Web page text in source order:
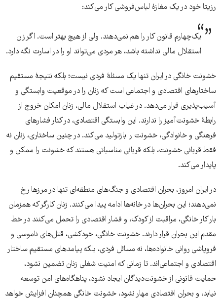
رزیتا خود در یک مغازهٔ لباس‌فروشی کار می‌کند:
یک‌چهارم قانون کار را هم نمی‌دهند. ولی از هیچ بهتر است. اگر زن
استقلال مالی نداشته باشد، هر مردی می‌تواند او را در اسارت نگه دارد.
خشونت خانگی در ایران تنها یک مسئلهٔ فردی نیست؛ بلکه نتیجهٔ مستقیم
ساختارهای اقتصادی و اجتماعی است که زنان را در موقعیت وابستگی و
آسیب‌پذیری قرار می‌دهد. در غیاب استقلال مالی، زنان امکان خروج از
رابطهٔ خشونت‌آمیز را ندارند. این وابستگی اقتصادی، در کنار فشارهای
فرهنگی و خانوادگی، خشونت را بازتولید می‌کند. در چنین ساختاری، زنان نه
فقط قربانی خشونت، بلکه قربانی مناسباتی هستند که خشونت را ممکن و
پایدار می‌کند.
در ایران امروز، بحران اقتصادی و جنگ‌های منطقه‌ای تنها در مرزها رخ
نمی‌دهند؛ این بحران‌ها در خانه‌ها ادامه پیدا می‌کنند. زنان کارگر که همزمان
بار کار خانگی، مراقبت از کودک، و فشار اقتصادی را تحمل می‌کنند در خط
مقدم این بحران قرار دارند. خشونت خانگی، خودکشی، قتل‌های ناموسی و
فروپاشی روانی خانواده‌ها، نه مسائل فردی، بلکه پیامدهای مستقیم ساختار
اقتصادی و اجتماعی‌اند. تا زمانی که امنیت شغلی زنان تضمین نشود،
حمایت قانونی از خشونت‌دیدگان ایجاد نشود، پناهگاه‌های امن توسعه
نیابد، و بحران اقتصادی مهار نشود، خشونت خانگی همچنان افزایش خواهد